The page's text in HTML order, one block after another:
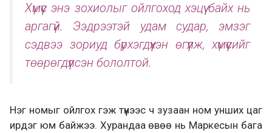
Хүмүүс энэ зохиолыг ойлгоход хэцүү байх нь
аргагүй. Ээдрээтэй удам судар, эмзэг
сэдвээ зориуд бүрхэгдүүхэн өгүүлж, хүмүүсийг
төөрөгдүүлсэн бололтой.
Нэг номыг ойлгох гэж түүнээс ч зузаан ном унших цаг
ирдэг юм байжээ. Хурандаа өвөө нь Маркесын бага